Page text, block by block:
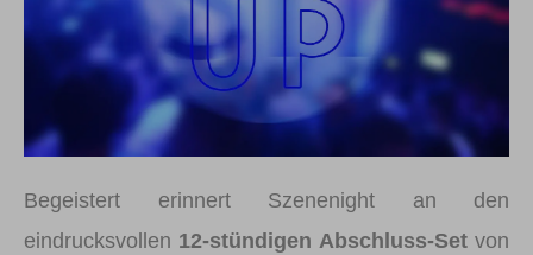
Begeistert erinnert Szenenight an den
eindrucksvollen 12-stündigen Abschluss-Setvon